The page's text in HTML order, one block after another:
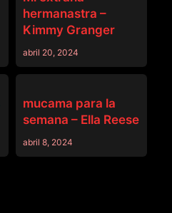
hermanastra –
Kimmy Granger
abril 20, 2024
mucama para la
semana – Ella Reese
abril 8, 2024